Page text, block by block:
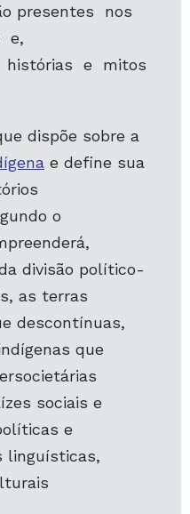
presentes nos
e,
histórias e mitos
dispõe sobre a
e define sua
o
divisão político-
as terras
descontínuas,
que
sociais e
e
linguísticas,